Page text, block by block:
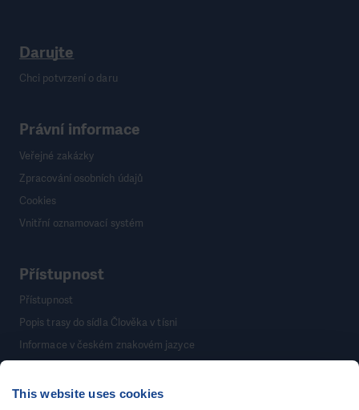
This website uses cookies
Darujte
Chci potvrzení o daru
Právní informace
Veřejné zakázky
Zpracování osobních údajů
Cookies
Vnitřní oznamovací systém
Přístupnost
Přístupnost
Popis trasy do sídla Člověka v tísni
Informace v českém znakovém jazyce